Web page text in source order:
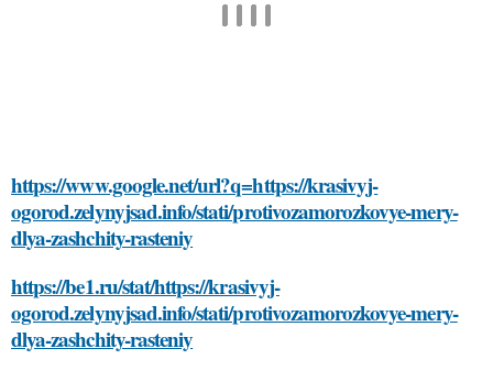
https://www.google.net/url?q=https://krasivyj-
ogorod.zelynyjsad.info/stati/protivozamorozkovye-mery-
dlya-zashchity-rasteniy
https://be1.ru/stat/https://krasivyj-
ogorod.zelynyjsad.info/stati/protivozamorozkovye-mery-
dlya-zashchity-rasteniy